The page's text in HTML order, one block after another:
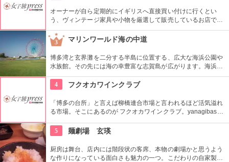
オーナーが自ら定期的にイギリスへ直接買い付けに行くとい
う、ヴィンテージ家具や小物を厳選して販売しているお店で
す。なんといっても価格が安いのがポイントで、掘り出し物に
出会える可能性もあります。もしかしたらお気に入りの逸品
も、お値打ち価格で見つけられるかも知れません。
3 マリンワールド海の中道
博多湾と玄界灘を二分する半島に位置する、広大な海浜公園や
水族館。その先には海の幸豊富な志賀島が広がります。海浜公
園では四季折々の自然を満喫でき、美しい海岸は「日本の渚・
百選」に選ばれるほど。また、子供達にも人気な水族館には大
満載！
4 フクオカワインクラブ
「博多の台所」と言えば柳橋連合市場と言われるほど活気溢れ
る市場。そこにあるのが フクオカワインクラブ。yanagibashi
5
麺劇場 玄瑛
厨房は舞台、店内には階段状の客席、本物の劇場かと思うよう
な作りになっている面白さも魅力の一つ。こだわりの自家製麺